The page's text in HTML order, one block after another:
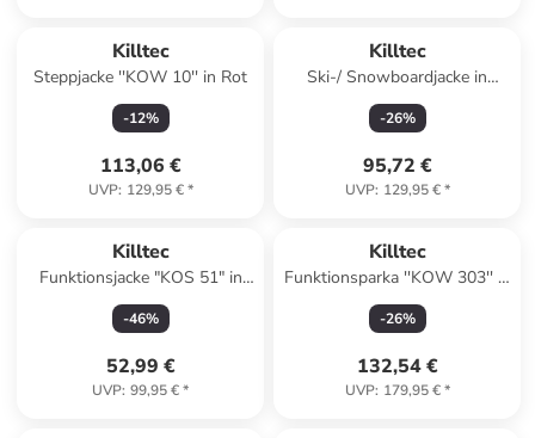
Killtec
Steppjacke ''KOW 10'' in Rot
-12%
113,06 €
UVP: 129,95 €*
Killtec
Ski-/ Snowboardjacke in
Orange
-26%
95,72 €
UVP: 129,95 €*
Killtec
Funktionsjacke "KOS 51" in
Lila
-46%
52,99 €
UVP: 99,95 €*
Killtec
Funktionsparka ''KOW 303'' in
Lila
-26%
132,54 €
UVP: 179,95 €*